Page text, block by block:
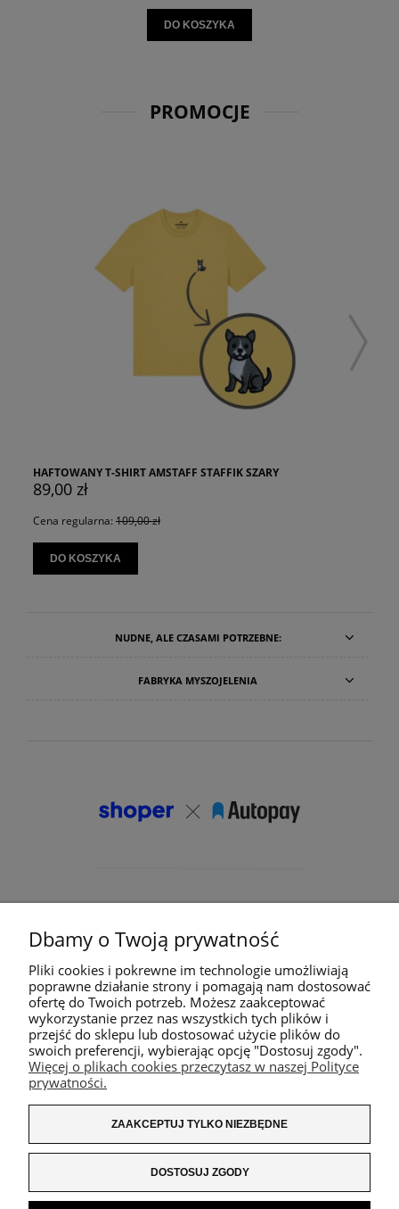
DO KOSZYKA
PROMOCJE
HAFTOWANY T-SHIRT AMSTAFF STAFFIK SZARY
89,00 zł
Cena regularna: 109,00 zł
DO KOSZYKA
NUDNE, ALE CZASAMI POTRZEBNE:
FABRYKA MYSZOJELENIA
Dbamy o Twoją prywatność
Pliki cookies i pokrewne im technologie umożliwiają
poprawne działanie strony i pomagają nam dostosować
ofertę do Twoich potrzeb. Możesz zaakceptować
wykorzystanie przez nas wszystkich tych plików i
przejść do sklepu lub dostosować użycie plików do
swoich preferencji, wybierając opcję "Dostosuj zgody".
Więcej o plikach cookies przeczytasz w naszej Polityce
prywatności.
ZAAKCEPTUJ TYLKO NIEZBĘDNE
DOSTOSUJ ZGODY